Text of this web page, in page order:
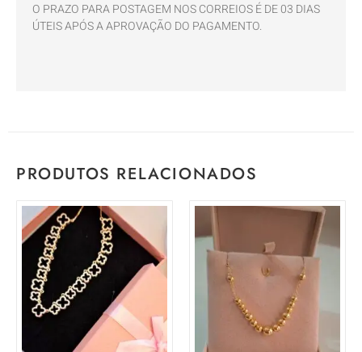
O PRAZO PARA POSTAGEM NOS CORREIOS É DE 03 DIAS
ÚTEIS APÓS A APROVAÇÃO DO PAGAMENTO.
PRODUTOS RELACIONADOS